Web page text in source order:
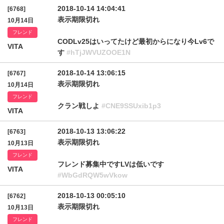
[6768]
10月14日
フレンド
VITA
2018-10-14 14:04:41
表示期限切れ
CODLv25はいってたけど最初からになり今Lv6で
す #hTjJWVUZOOE1N
[6767]
10月14日
フレンド
VITA
2018-10-14 13:06:15
表示期限切れ
クラン戦しよ #CNE9SSUxib1p3
[6763]
10月13日
フレンド
VITA
2018-10-13 13:06:22
表示期限切れ
フレンド募集中ですLVは低いです
#WbGdRQW5wVkow
[6762]
10月13日
フレンド
2018-10-13 00:05:10
表示期限切れ